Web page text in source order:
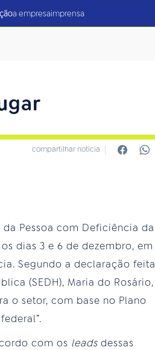
a empresaimprensa
compartilhar notícia
Pessoa com Deficiência da
dias 3 e 6 de dezembro, em
Segundo a declaração feita
(SEDH), Maria do Rosário,
o setor, com base no Plano
com os leads dessas